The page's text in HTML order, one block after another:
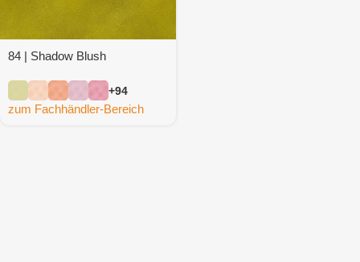
84 | Shadow Blush
+94
zum Fachhändler-Bereich